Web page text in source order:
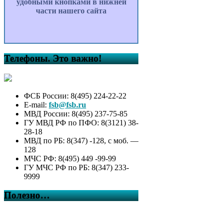
удобными кнопками в нижней
части нашего сайта
Телефоны. Это важно!
ФСБ России: 8(495) 224-22-22
E-mail: fsb@fsb.ru
МВД России: 8(495) 237-75-85
ГУ МВД РФ по ПФО: 8(3121) 38-
28-18
МВД по РБ: 8(347) -128, с моб. —
128
МЧС РФ: 8(495) 449 -99-99
ГУ МЧС РФ по РБ: 8(347) 233-
9999
Полезно…